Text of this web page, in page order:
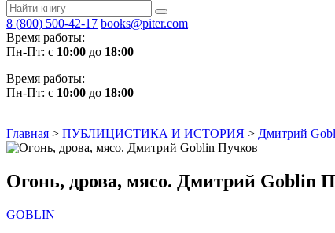
8 (800) 500-42-17 books@piter.com
Время работы:
Пн-Пт: с 10:00 до 18:00
Время работы:
Пн-Пт: с 10:00 до 18:00
Главная > ПУБЛИЦИСТИКА И ИСТОРИЯ > Дмитрий
Огонь, дрова, мясо. Дмитрий Goblin
GOBLIN